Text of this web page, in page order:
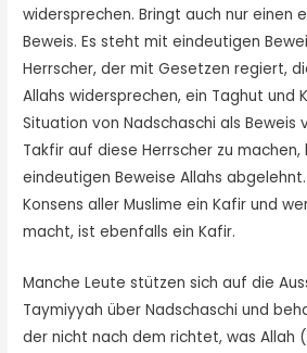
widersprechen. Bringt auch nur einen
Beweis. Es steht mit eindeutigen
Herrscher, der mit Gesetzen regiert,
Allahs widersprechen, ein Taghut und
Situation von Nadschaschi als Beweis
Takfir auf diese Herrscher zu
eindeutigen Beweise Allahs
Konsens aller Muslime ein Kafir und
macht, ist ebenfalls ein Kafir.
Manche Leute stützen sich auf die
Taymiyyah über Nadschaschi und
der nicht nach dem richtet, was Allah